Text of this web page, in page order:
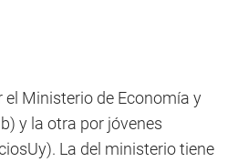
el Ministerio de Economía y
y la otra por jóvenes
La del ministerio tiene